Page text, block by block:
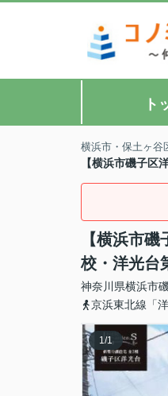
ト
横浜市・保土ヶ谷
【横浜市磯子
【横浜市
校・洋光台
神奈川県横浜市
京浜東北線「
1/1